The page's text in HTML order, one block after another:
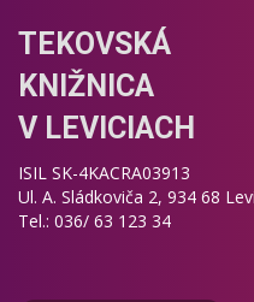
TEKOVSKÁ
KNIŽNICA
V LEVICIACH
ISIL SK-4KACRA03913
Ul. A. Sládkoviča 2, 934 68
Tel.: 036/ 63 123 34